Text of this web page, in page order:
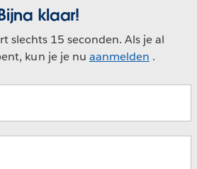
klaar!
slechts 15 seconden. Als je al
kun je je nu aanmelden .